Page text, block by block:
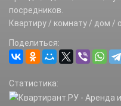
посредников.
Квартиру / комнату / дом /
Поделиться:
Статистика: